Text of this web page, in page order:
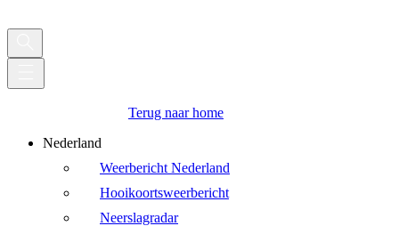
Terug naar home
Nederland
Weerbericht Nederland
Hooikoortsweerbericht
Neerslagradar